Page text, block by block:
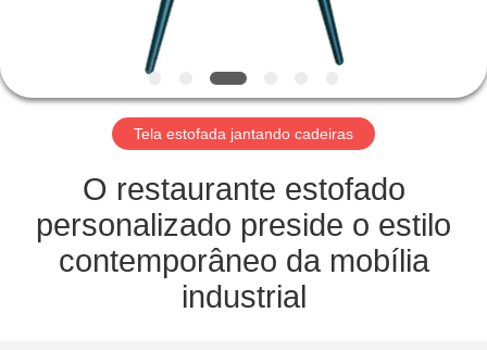
CONTROLE
QUALIDADE
CONTATO
PEÇA
Tela estofada jantando cadeiras
O restaurante estofado
personalizado preside o estilo
contemporâneo da mobília
industrial